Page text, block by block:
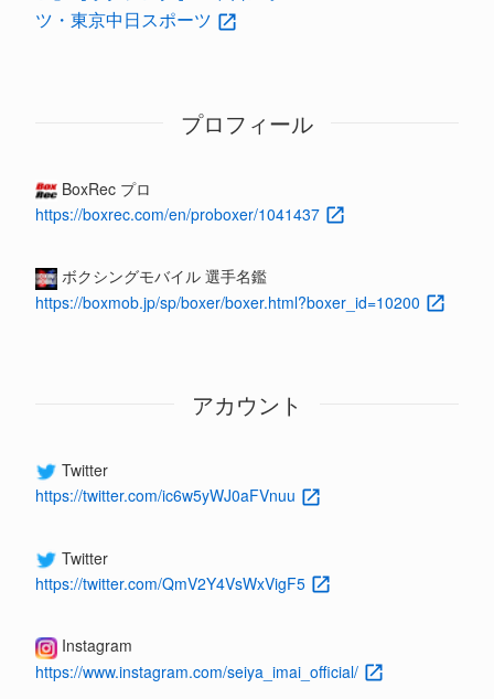
ツ・東京中日スポーツ
プロフィール
BoxRec プロ
https://boxrec.com/en/proboxer/1041437
ボクシングモバイル 選手名鑑
https://boxmob.jp/sp/boxer/boxer.html?boxer_id=10200
アカウント
Twitter
https://twitter.com/ic6w5yWJ0aFVnuu
Twitter
https://twitter.com/QmV2Y4VsWxVigF5
Instagram
https://www.instagram.com/seiya_imai_official/